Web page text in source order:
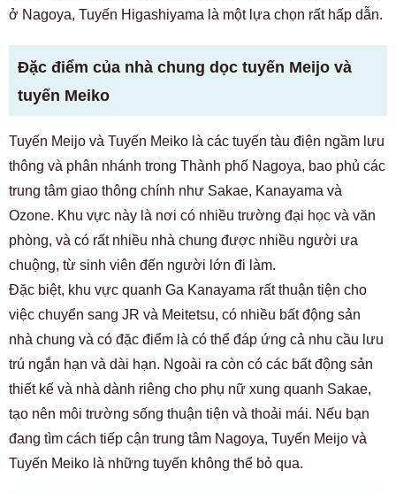
ở Nagoya, Tuyến Higashiyama là một lựa chọn rất hấp dẫn.
Đặc điểm của nhà chung dọc tuyến Meijo và
tuyến Meiko
Tuyến Meijo và Tuyến Meiko là các tuyến tàu điện ngầm lưu
thông và phân nhánh trong Thành phố Nagoya, bao phủ các
trung tâm giao thông chính như Sakae, Kanayama và
Ozone. Khu vực này là nơi có nhiều trường đại học và văn
phòng, và có rất nhiều nhà chung được nhiều người ưa
chuộng, từ sinh viên đến người lớn đi làm.
Đặc biệt, khu vực quanh Ga Kanayama rất thuận tiện cho
việc chuyển sang JR và Meitetsu, có nhiều bất động sản
nhà chung và có đặc điểm là có thể đáp ứng cả nhu cầu lưu
trú ngắn hạn và dài hạn. Ngoài ra còn có các bất động sản
thiết kế và nhà dành riêng cho phụ nữ xung quanh Sakae,
tạo nên môi trường sống thuận tiện và thoải mái. Nếu bạn
đang tìm cách tiếp cận trung tâm Nagoya, Tuyến Meijo và
Tuyến Meiko là những tuyến không thể bỏ qua.